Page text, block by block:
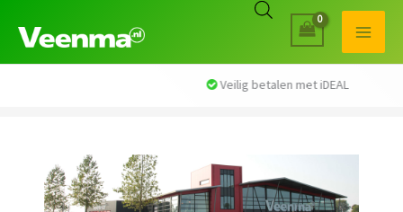
Veilig betalen met iDEAL